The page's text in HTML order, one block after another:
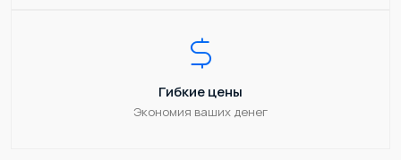
Гибкие цены
Экономия ваших денег